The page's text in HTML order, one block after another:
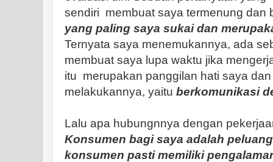
sendiri membuat saya termenung
yang paling saya sukai dan
Ternyata saya menemukannya, ada
membuat saya lupa waktu jika
itu merupakan panggilan hati saya
melakukannya, yaitu berkomunikasi
Lalu apa hubungnnya dengan
Konsumen bagi saya adalah
konsumen pasti memiliki